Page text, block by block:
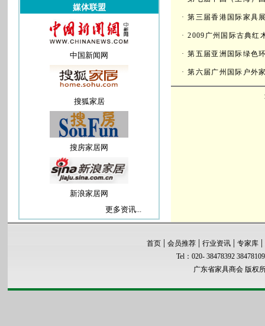
媒体联盟
中国新闻网
搜狐家居
搜房家居网
新浪家居网
更多资讯...
·第三届香港国际家具
·2009广州国际古典红
·第五届亚洲国际绿色
·第六届广州国际户外
首页 | 会员推荐 | 行业资讯 | 专家库 |
Tel：020- 38478392
广东省家具商会 版权